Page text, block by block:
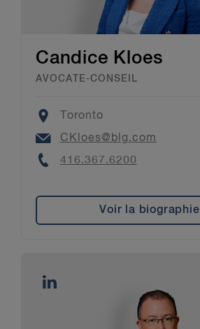
Candice Kloes
AVOCATE-CONSEIL
Location
Toronto
Email
CKloes@blg.com
Phone
416.367.6200
Voir la biographie